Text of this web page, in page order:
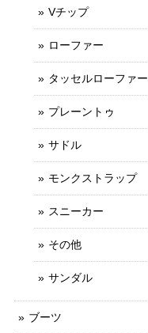
Vチップ
ローファー
タッセルローファー
プレーントゥ
サドル
モンクストラップ
スニーカー
その他
サンダル
ブーツ